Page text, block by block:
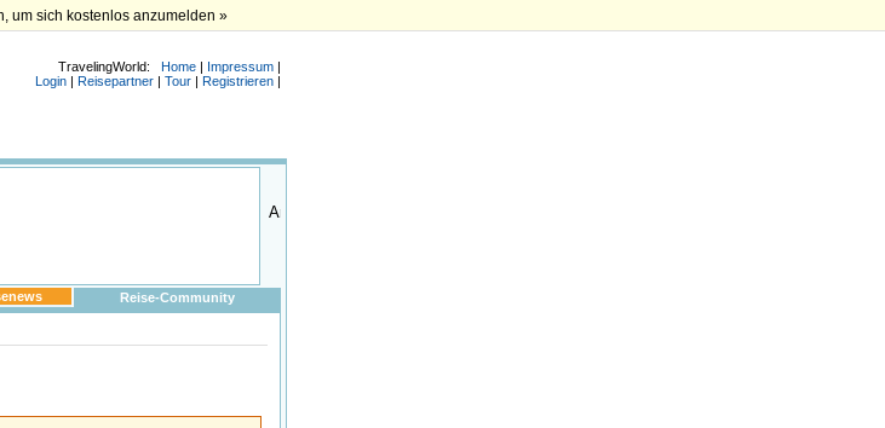
um sich kostenlos anzumelden »
TravelingWorld: Home | Impressum |
Login | Reisepartner | Tour | Registrieren |
Reise-Community